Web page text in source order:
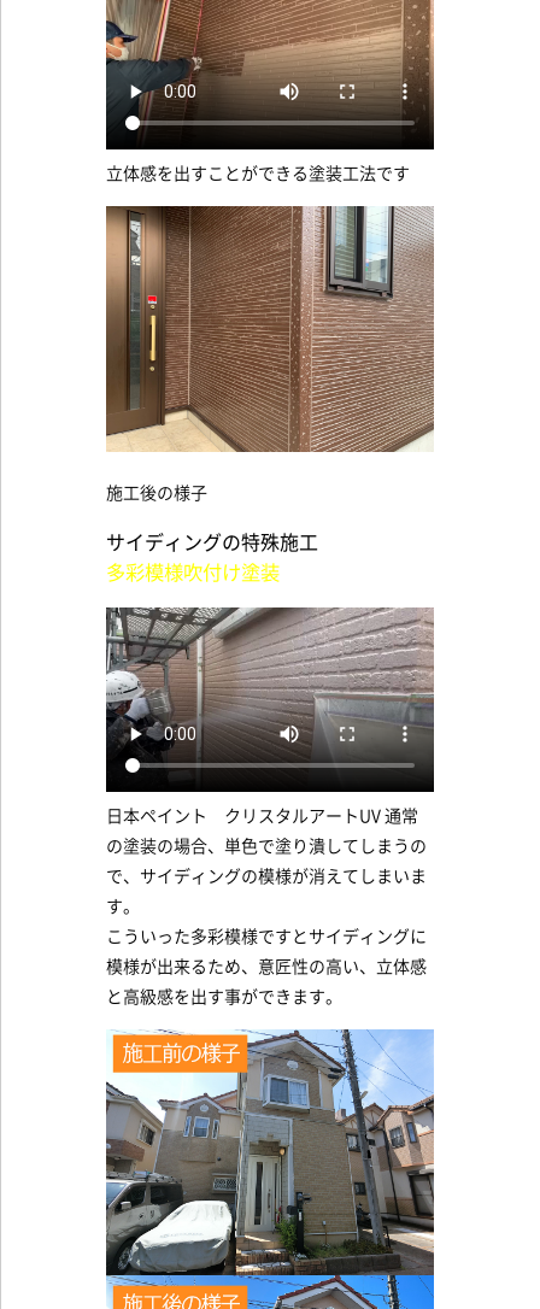
立体感を出すことができる塗装工法です
施工後の様子
サイディングの特殊施工
多彩模様吹付け塗装
日本ペイント クリスタルアートUV 通常
の塗装の場合、単色で塗り潰してしまうの
で、サイディングの模様が消えてしまいま
す。
こういった多彩模様ですとサイディングに
模様が出来るため、意匠性の高い、立体感
と高級感を出す事ができます。